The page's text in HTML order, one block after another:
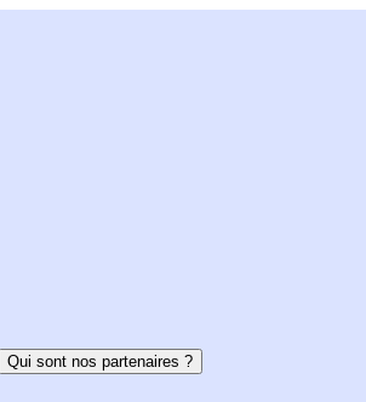
Qui sont nos partenaires ?